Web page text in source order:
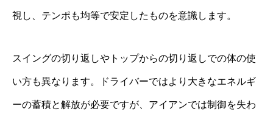
視し、テンポも均等で安定したものを意識します。
スイングの切り返しやトップからの切り返しでの体の使
い方も異なります。ドライバーではより大きなエネルギ
ーの蓄積と解放が必要ですが、アイアンでは制御を失わ